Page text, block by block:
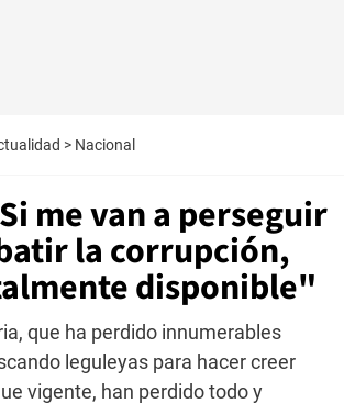
> Nacional
me van a perseguir
la corrupción,
disponible"
que ha perdido innumerables
leguleyas para hacer creer
vigente, han perdido todo y